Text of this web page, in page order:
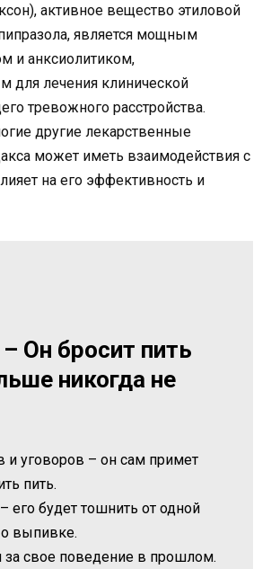
активное вещество этиловой
является мощным
и анксиолитиком,
для лечения клинической
тревожного расстройства.
другие лекарственные
может иметь взаимодействия с
на его эффективность и
Он бросит пить
никогда не
и уговоров – он сам примет
пить.
его будет тошнить от одной
выпивке.
за свое поведение в прошлом.